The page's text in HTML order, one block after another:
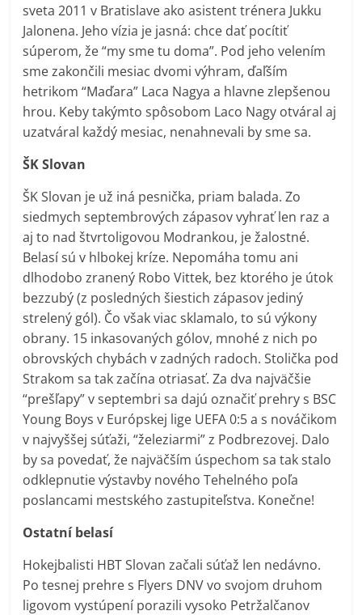
sveta 2011 v Bratislave ako asistent trénera Jukku
Jalonena. Jeho vízia je jasná: chce dať pocítiť
súperom, že “my sme tu doma”. Pod jeho velením
sme zakončili mesiac dvomi výhram, ďaľším
hetrikom “Maďara” Laca Nagya a hlavne zlepšenou
hrou. Keby takýmto spôsobom Laco Nagy otváral aj
uzatváral každý mesiac, nenahnevali by sme sa.
ŠK Slovan
ŠK Slovan je už iná pesnička, priam balada. Zo
siedmych septembrových zápasov vyhrať len raz a
aj to nad štvrtoligovou Modrankou, je žalostné.
Belasí sú v hlbokej kríze. Nepomáha tomu ani
dlhodobo zranený Robo Vittek, bez ktorého je útok
bezzubý (z posledných šiestich zápasov jediný
strelený gól). Čo však viac sklamalo, to sú výkony
obrany. 15 inkasovaných gólov, mnohé z nich po
obrovských chybách v zadných radoch. Stolička pod
Strakom sa tak začína otriasať. Za dva najväčšie
“prešľapy” v septembri sa dajú označiť prehry s BSC
Young Boys v Európskej lige UEFA 0:5 a s nováčikom
v najvyššej súťaži, “železiarmi” z Podbrezovej. Dalo
by sa povedať, že najväčším úspechom sa tak stalo
odklepnutie výstavby nového Tehelného poľa
poslancami mestského zastupiteľstva. Konečne!
Ostatní belasí
Hokejbalisti HBT Slovan začali súťaž len nedávno.
Po tesnej prehre s Flyers DNV vo svojom druhom
ligovom vystúpení porazili vysoko Petržalčanov